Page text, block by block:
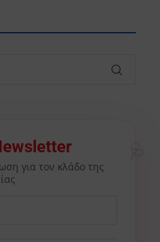
για τον κλάδο της